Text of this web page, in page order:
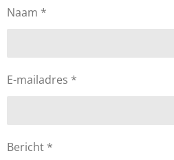
Naam *
E-mailadres *
Bericht *